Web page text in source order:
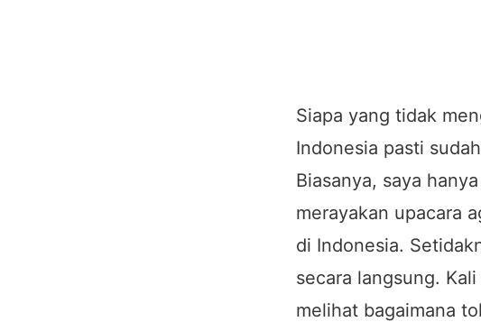
Siapa yang tidak
Indonesia pasti
Biasanya, saya
merayakan upacara
di Indonesia.
secara langsung.
melihat bagaimana